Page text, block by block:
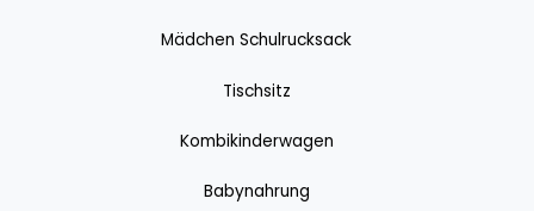
Mädchen Schulrucksack
Tischsitz
Kombikinderwagen
Babynahrung